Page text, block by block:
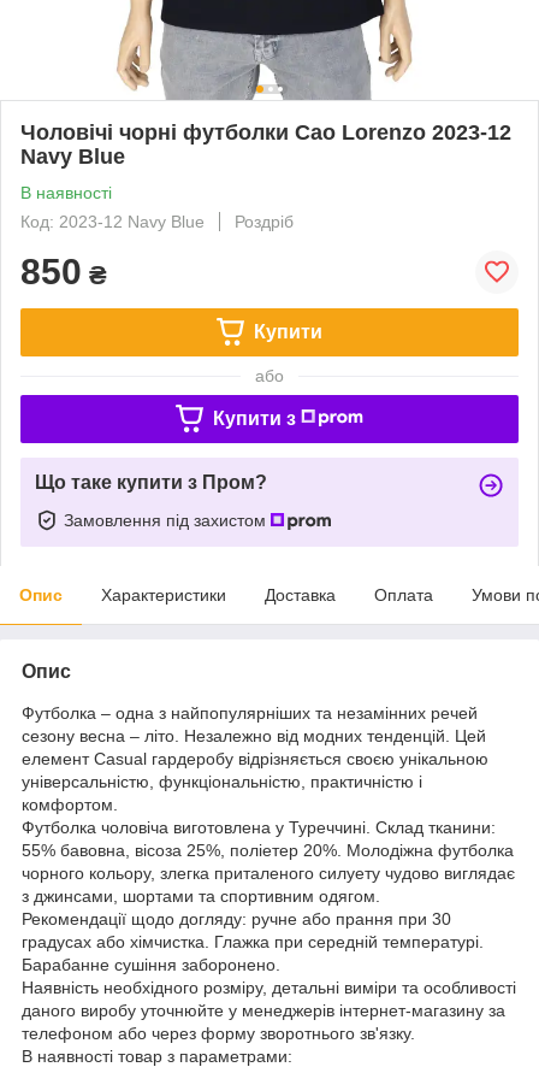
Чоловічі чорні футболки Cao Lorenzo 2023-12
Navy Blue
В наявності
Код: 2023-12 Navy Blue
Роздріб
850 ₴
Купити
або
Купити з
Що таке купити з Пром?
Замовлення під захистом
Опис Характеристики Доставка Оплата Умови
Опис
Футболка – одна з найпопулярніших та незамінних речей
сезону весна – літо. Незалежно від модних тенденцій. Цей
елемент Casual гардеробу відрізняється своєю унікальною
універсальністю, функціональністю, практичністю і
комфортом.
Футболка чоловіча виготовлена у Туреччині. Склад тканини:
55% бавовна, вісоза 25%, поліетер 20%. Молодіжна футболка
чорного кольору, злегка приталеного силуету чудово виглядає
з джинсами, шортами та спортивним одягом.
Рекомендації щодо догляду: ручне або прання при 30
градусах або хімчистка. Глажка при середній температурі.
Барабанне сушіння заборонено.
Наявність необхідного розміру, детальні виміри та особливості
даного виробу уточнюйте у менеджерів інтернет-магазину за
телефоном або через форму зворотнього зв'язку.
В наявності товар з параметрами: